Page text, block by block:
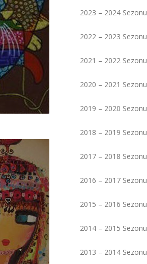
2023 – 2024 Sezonu
2022 – 2023 Sezonu
2021 – 2022 Sezonu
2020 – 2021 Sezonu
2019 – 2020 Sezonu
2018 – 2019 Sezonu
2017 – 2018 Sezonu
2016 – 2017 Sezonu
2015 – 2016 Sezonu
2014 – 2015 Sezonu
2013 – 2014 Sezonu